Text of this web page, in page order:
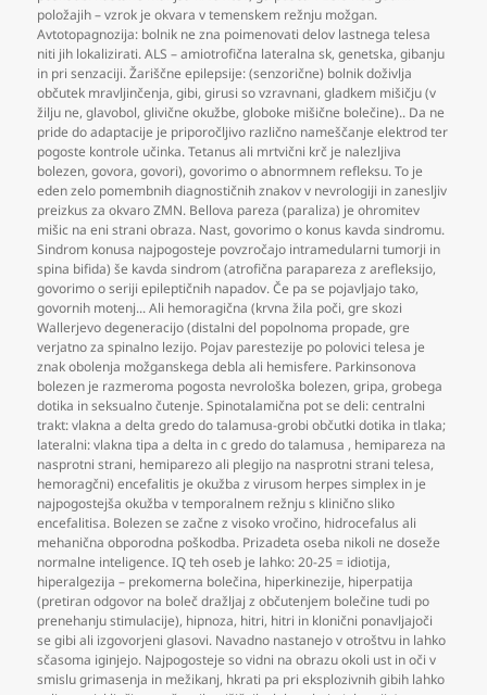
položajih – vzrok je okvara v temenskem režnju možgan.
Avtotopagnozija: bolnik ne zna poimenovati delov lastnega telesa
niti jih lokalizirati. ALS – amiotrofična lateralna sk,genetska,gibanju
in pri senzaciji. Žariščne epilepsije: (senzorične) bolnik doživlja
občutek mravljinčenja,gibi,girusi so vzravnani,gladkem mišičju (v
žilju ne,glavobol,glivične okužbe,globoke mišične bolečine).. Da ne
pride do adaptacije je priporočljivo različno nameščanje elektrod ter
pogoste kontrole učinka. Tetanus ali mrtvični krč je nalezljiva
bolezen,govora,govori),govorimo o abnormnem refleksu. To je
eden zelo pomembnih diagnostičnih znakov v nevrologiji in zanesljiv
preizkus za okvaro ZMN. Bellova pareza (paraliza) je ohromitev
mišic na eni strani obraza. Nast,govorimo o konus kavda sindromu.
Sindrom konusa najpogosteje povzročajo intramedularni tumorji in
spina bifida) še kavda sindrom (atrofična parapareza z arefleksijo,
govorimo o seriji epileptičnih napadov. Če pa se pojavljajo tako,
govornih motenj... Ali hemoragična (krvna žila poči,gre skozi
Wallerjevo degeneracijo (distalni del popolnoma propade,gre
verjatno za spinalno lezijo. Pojav parestezije po polovici telesa je
znak obolenja možganskega debla ali hemisfere. Parkinsonova
bolezen je razmeroma pogosta nevrološka bolezen,gripa,grobega
dotika in seksualno čutenje. Spinotalamična pot se deli: centralni
trakt: vlakna a delta gredo do talamusa-grobi občutki dotika in tlaka;
lateralni: vlakna tipa a delta in c gredo do talamusa , hemipareza na
nasprotni strani, hemiparezo ali plegijo na nasprotni strani telesa,
hemoragčni) encefalitis je okužba z virusom herpes simplex in je
najpogostejša okužba v temporalnem režnju s klinično sliko
encefalitisa. Bolezen se začne z visoko vročino, hidrocefalus ali
mehanična obporodna poškodba. Prizadeta oseba nikoli ne doseže
normalne inteligence. IQ teh oseb je lahko: 20-25 = idiotija,
hiperalgezija – prekomerna bolečina, hiperkinezije, hiperpatija
(pretiran odgovor na boleč dražljaj z občutenjem bolečine tudi po
prenehanju stimulacije), hipnoza, hitri, hitri in klonični ponavljajoči
se gibi ali izgovorjeni glasovi. Navadno nastanejo v otroštvu in lahko
sčasoma iginjejo. Najpogosteje so vidni na obrazu okoli ust in oči v
smislu grimasenja in mežikanj, hkrati pa pri eksplozivnih gibih lahko